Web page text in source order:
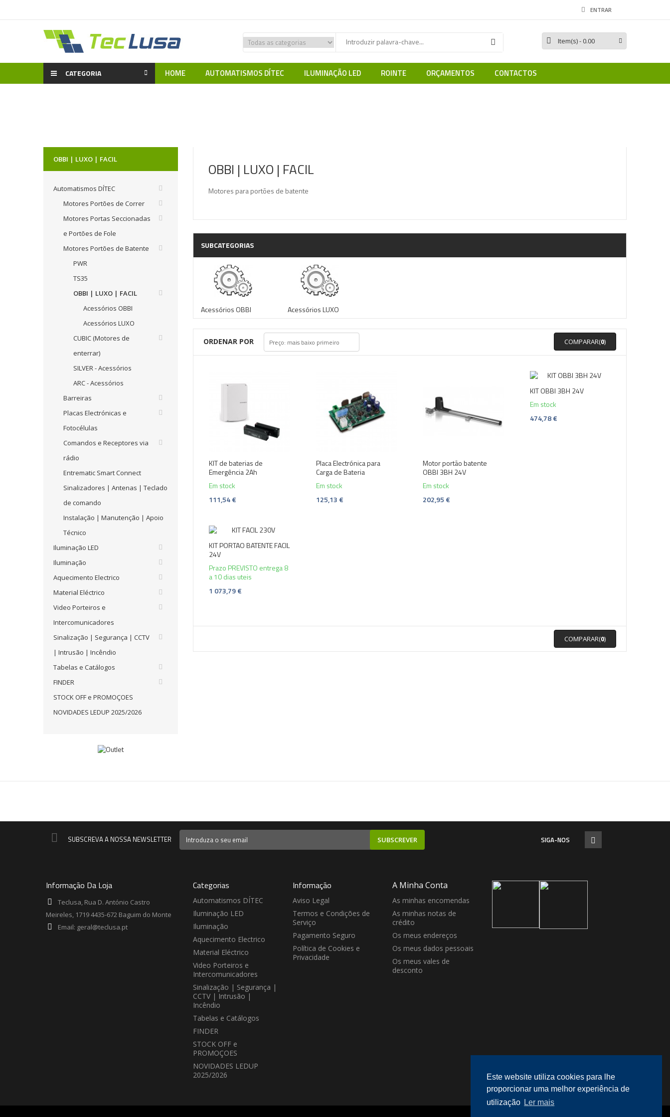
Este website utiliza cookies para lhe
proporcionar uma melhor experiência de
utilização Ler mais
ENTRAR
Item(s)- 0.00
CATEGORIA HOME AUTOMATISMOS DÍTEC ILUMINAÇÃO LED ROINTE ORÇAMENTOS CONTACTOS
OBBI | LUXO | FACIL
Automatismos DÍTEC
Motores Portões de Correr
Motores Portas Seccionadas
e Portões de Fole
Motores Portões de Batente
PWR
TS35
OBBI | LUXO | FACIL
Acessórios OBBI
Acessórios LUXO
CUBIC (Motores de
enterrar)
SILVER - Acessórios
ARC - Acessórios
Barreiras
Placas Electrónicas e
Fotocélulas
Comandos e Receptores via
rádio
Entrematic Smart Connect
Sinalizadores | Antenas | Teclado
de comando
Instalação | Manutenção | Apoio
Técnico
Iluminação LED
Iluminação
Aquecimento Electrico
Material Eléctrico
Video Porteiros e
Intercomunicadores
Sinalização | Segurança | CCTV
| Intrusão | Incêndio
Tabelas e Catálogos
FINDER
STOCK OFF e PROMOÇOES
NOVIDADES LEDUP 2025/2026
OBBI | LUXO | FACIL
Motores para portões de batente
SUBCATEGORIAS
Acessórios OBBI Acessórios LUXO
ORDENAR POR Preço: mais baixo primeiro COMPARAR(0)
KIT de baterias de
Emergência 2Ah
Em stock
111,54 €
Placa Electrónica para
Carga de Bateria
Em stock
125,13 €
Motor portão batente
OBBI 3BH 24V
Em stock
202,95 €
KIT OBBI 3BH 24V
Em stock
474,78 €
KIT PORTAO BATENTE FACIL
24V
Prazo PREVISTO entrega 8
a 10 dias uteis
1 073,79 €
COMPARAR(0)
SUBSCREVA A NOSSA NEWSLETTER SUBSCREVER SIGA-NOS
Informação Da Loja
Teclusa, Rua D. António Castro
Meireles, 1719 4435-672 Baguim do Monte
Email: geral@teclusa.pt
Categorias
Automatismos DÍTEC
Iluminação LED
Iluminação
Aquecimento Electrico
Material Eléctrico
Video Porteiros e
Intercomunicadores
Sinalização | Segurança |
CCTV | Intrusão |
Incêndio
Tabelas e Catálogos
FINDER
STOCK OFF e
PROMOÇOES
NOVIDADES LEDUP
2025/2026
Informação
Aviso Legal
Termos e Condições de
Serviço
Pagamento Seguro
Política de Cookies e
Privacidade
A Minha Conta
As minhas encomendas
As minhas notas de
crédito
Os meus endereços
Os meus dados pessoais
Os meus vales de
desconto